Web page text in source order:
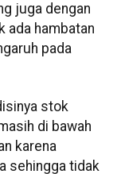
juga dengan
ada hambatan
pada
stok
di bawah
karena
sehingga tidak